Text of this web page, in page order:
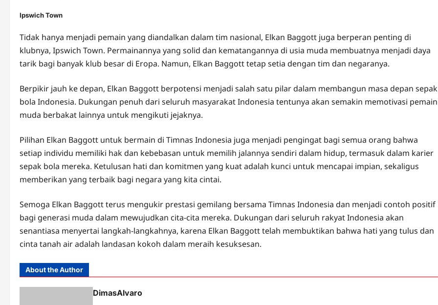
Ipswich Town
Tidak hanya menjadi pemain yang diandalkan dalam tim nasional, Elkan Baggott juga berperan penting di
klubnya, Ipswich Town. Permainannya yang solid dan kematangannya di usia muda membuatnya menjadi daya
tarik bagi banyak klub besar di Eropa. Namun, Elkan Baggott tetap setia dengan tim dan negaranya.
Berpikir jauh ke depan, Elkan Baggott berpotensi menjadi salah satu pilar dalam membangun masa depan sepak
bola Indonesia. Dukungan penuh dari seluruh masyarakat Indonesia tentunya akan semakin memotivasi pemain
muda berbakat lainnya untuk mengikuti jejaknya.
Pilihan Elkan Baggott untuk bermain di Timnas Indonesia juga menjadi pengingat bagi semua orang bahwa
setiap individu memiliki hak dan kebebasan untuk memilih jalannya sendiri dalam hidup, termasuk dalam karier
sepak bola mereka. Ketulusan hati dan komitmen yang kuat adalah kunci untuk mencapai impian, sekaligus
memberikan yang terbaik bagi negara yang kita cintai.
Semoga Elkan Baggott terus mengukir prestasi gemilang bersama Timnas Indonesia dan menjadi contoh positif
bagi generasi muda dalam mewujudkan cita-cita mereka. Dukungan dari seluruh rakyat Indonesia akan
senantiasa menyertai langkah-langkahnya, karena Elkan Baggott telah membuktikan bahwa hati yang tulus dan
cinta tanah air adalah landasan kokoh dalam meraih kesuksesan.
About the Author
DimasAlvaro